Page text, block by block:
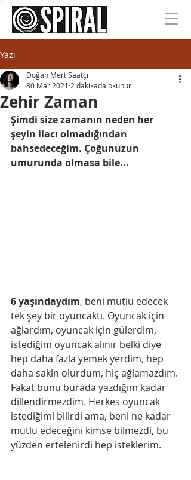
Yazı
Zehir Zaman
Doğan Mert Saatçı
30 Mar 2021 2 dakikada okunur
Şimdi size zamanın neden her
şeyin ilacı olmadığından
bahsedeceğim. Çoğunuzun
umurunda olmasa bile...
6 yaşındaydım, beni mutlu edecek
tek şey bir oyuncaktı. Oyuncak için
ağlardım, oyuncak için gülerdim,
istediğim oyuncak alınır belki diye
hep daha fazla yemek yerdim, hep
daha sakin olurdum, hiç ağlamazdım.
Fakat bunu burada yazdığım kadar
dillendirmezdim. Herkes oyuncak
istediğimi bilirdi ama, beni ne kadar
mutlu edeceğini kimse bilmezdi, bu
yüzden ertelenirdi hep isteklerim.